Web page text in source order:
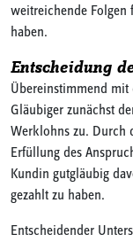
weitreichende Folgen
haben.
Entscheidung
Übereinstimmend mit
Gläubiger zunächst
Werklohns zu. Durch
Erfüllung des
Kundin gutgläubig
gezahlt zu haben.
Entscheidender